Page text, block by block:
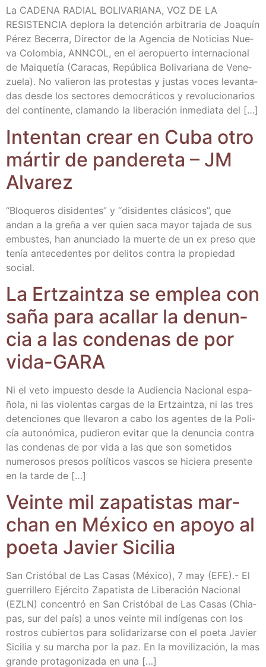
La CADENA RADIAL BOLIVARIANA, VOZ DE LA
RESISTENCIA deplo­ra la deten­ción arbi­tra­ria de Joa­quín
Pérez Bece­rra, Direc­tor de la Agen­cia de Noti­cias Nue­
va Colom­bia, ANNCOL, en el aero­puer­to inter­na­cio­nal
de Mai­que­tía (Cara­cas, Repú­bli­ca Boli­va­ria­na de Vene­
zue­la). No valie­ron las pro­tes­tas y jus­tas voces levan­ta­
das des­de los sec­to­res demo­crá­ti­cos y revo­lu­cio­na­rios
del con­ti­nen­te, cla­man­do la libe­ra­ción inme­dia­ta del […]
Inten­tan crear en Cuba otro
már­tir de pan­de­re­ta – JM
Alvarez
“Blo­que­ros disi­den­tes” y “disi­den­tes clá­si­cos”, que
andan a la gre­ña a ver quien saca mayor taja­da de sus
embus­tes, han anun­cia­do la muer­te de un ex pre­so que
tenía ante­ce­den­tes por deli­tos con­tra la pro­pie­dad
social.
La Ertzain­tza se emplea con
saña para aca­llar la denun­
cia a las con­de­nas de por
vida-GARA
Ni el veto impues­to des­de la Audien­cia Nacio­nal espa­
ño­la, ni las vio­len­tas car­gas de la Ertzain­tza, ni las tres
deten­cio­nes que lle­va­ron a cabo los agen­tes de la Poli­
cía auto­nó­mi­ca, pudie­ron evi­tar que la denun­cia con­tra
las con­de­nas de por vida a las que son some­ti­dos
nume­ro­sos pre­sos polí­ti­cos vas­cos se hicie­ra pre­sen­te
en la tar­de de […]
Vein­te mil zapa­tis­tas mar­
chan en Méxi­co en apo­yo al
poe­ta Javier Sicilia
San Cris­tó­bal de Las Casas (Méxi­co), 7 may (EFE).- El
gue­rri­lle­ro Ejér­ci­to Zapa­tis­ta de Libe­ra­ción Nacio­nal
(EZLN) con­cen­tró en San Cris­tó­bal de Las Casas (Chia­
pas, sur del país) a unos vein­te mil indí­ge­nas con los
ros­tros cubier­tos para soli­da­ri­zar­se con el poe­ta Javier
Sici­lia y su mar­cha por la paz. En la movi­li­za­ción, la mas
gran­de pro­ta­go­ni­za­da en una […]